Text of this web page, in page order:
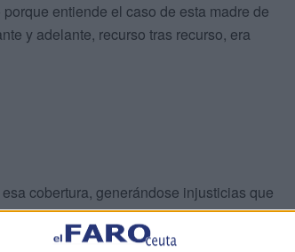
entiende el caso de esta madre de
y adelante, recurso tras recurso, era
cobertura, generándose injusticias que